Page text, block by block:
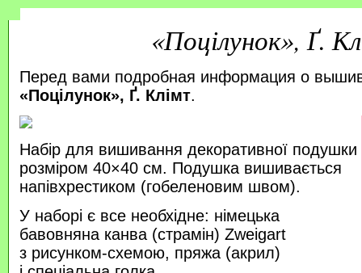
«Поцілунок», Ґ.
Перед вами подробная информация о
«Поцілунок», Ґ. Клімт.
Набір для вишивання декоративної подушки
розміром 40×40 см. Подушка вишивається
напівхрестиком (гобеленовим швом).
У наборі є все необхідне: німецька
бавовняна канва (страмін) Zweigart
з рисунком-схемою, пряжа (акрил)